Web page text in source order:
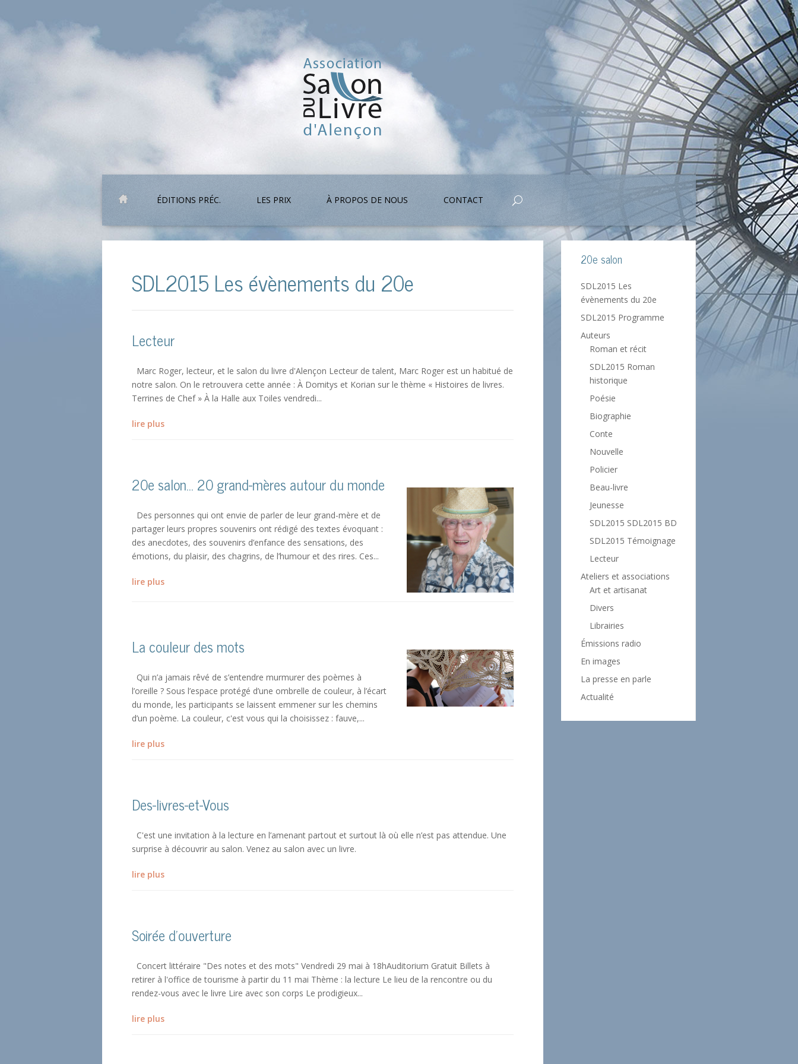
ÉDITIONS PRÉC. LES PRIX À PROPOS DE NOUS CONTACT
SDL2015 Les évènements du 20e
Lecteur
Marc Roger, lecteur, et le salon du livre d'Alençon Lecteur de talent, Marc Roger est un habitué de
notre salon. On le retrouvera cette année : À Domitys et Korian sur le thème « Histoires de livres.
Terrines de Chef » À la Halle aux Toiles vendredi...
lire plus
20e salon… 20 grand-mères autour du monde
Des personnes qui ont envie de parler de leur grand-mère et de
partager leurs propres souvenirs ont rédigé des textes évoquant :
des anecdotes, des souvenirs d’enfance des sensations, des
émotions, du plaisir, des chagrins, de l’humour et des rires. Ces...
lire plus
La couleur des mots
Qui n’a jamais rêvé de s’entendre murmurer des poèmes à
l’oreille ? Sous l’espace protégé d’une ombrelle de couleur, à l’écart
du monde, les participants se laissent emmener sur les chemins
d’un poème. La couleur, c'est vous qui la choisissez : fauve,...
lire plus
Des-livres-et-Vous
C'est une invitation à la lecture en l’amenant partout et surtout là où elle n’est pas attendue. Une
surprise à découvrir au salon. Venez au salon avec un livre.
lire plus
Soirée d’ouverture
Concert littéraire "Des notes et des mots" Vendredi 29 mai à 18hAuditorium Gratuit Billets à
retirer à l'office de tourisme à partir du 11 mai Thème : la lecture Le lieu de la rencontre ou du
rendez-vous avec le livre Lire avec son corps Le prodigieux...
lire plus
20e salon
SDL2015 Les
évènements du 20e
SDL2015 Programme
Auteurs
Roman et récit
SDL2015 Roman
historique
Poésie
Biographie
Conte
Nouvelle
Policier
Beau-livre
Jeunesse
SDL2015 SDL2015 BD
SDL2015 Témoignage
Lecteur
Ateliers et associations
Art et artisanat
Divers
Librairies
Émissions radio
En images
La presse en parle
Actualité